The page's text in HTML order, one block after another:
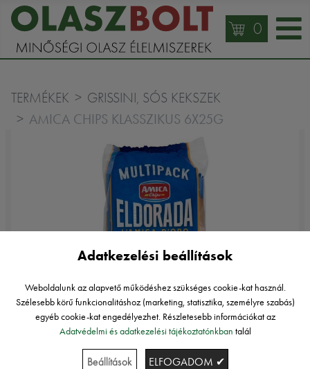
0
TERMÉKEK GRISSINI, SÓS KEKSZEK
AMICA CHIPS KLASSZIKUS 6X25G
Adatkezelési beállítások
Weboldalunk az alapvető működéshez szükséges cookie-kat használ.
Szélesebb körű funkcionalitáshoz (marketing, statisztika, személyre szabás)
egyéb cookie-kat engedélyezhet. Részletesebb információkat az
Adatvédelmi és adatkezelési tájékoztatónkban talál
Beállítások ELFOGADOM ✔